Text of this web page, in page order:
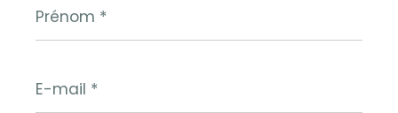
*
mail
*